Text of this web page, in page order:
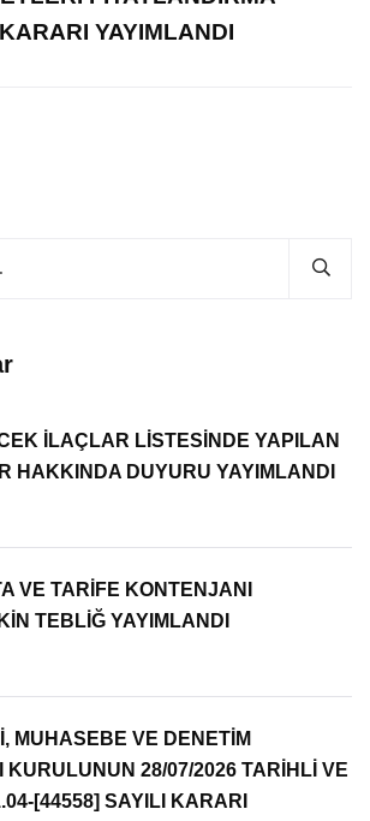
YAYIMLANDI
İLAÇLAR LİSTESİNDE YAPILAN
HAKKINDA DUYURU YAYIMLANDI
VE TARİFE KONTENJANI
TEBLİĞ YAYIMLANDI
MUHASEBE VE DENETİM
28/07/2026 TARİHLİ VE
[44558] SAYILI KARARI